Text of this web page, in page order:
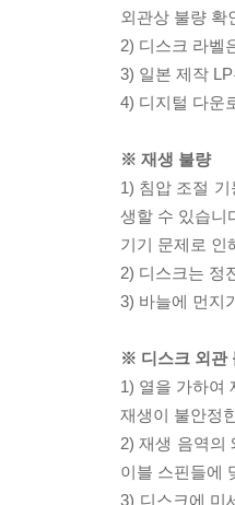
외관상 불량 확
2) 디스크 라벨
3) 일본 제작
4) 디지털 다운
※ 재생 불량
1) 침압 조절
생할 수 있습니
기기 문제로 인
2) 디스크는 정
3) 바늘에 먼지
※ 디스크 외관
1) 열을 가하여
재생이 불안정
2) 재생 음역의
이블 스핀들에
3) 디스크에 미